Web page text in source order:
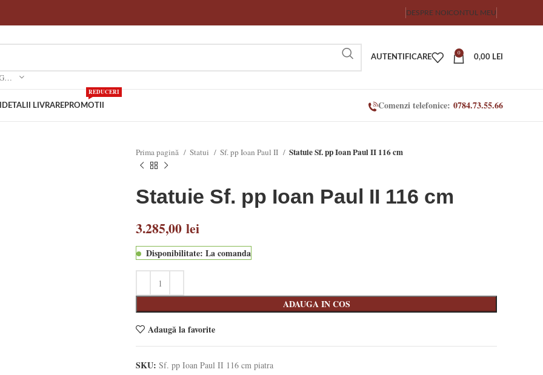
DESPRE NOICONTUL MEU
SELECTEAZA O CATEGORIE
AUTENTIFICARE
0
0,00 LEI
DETALII LIVRAREPROMOTII
REDUCERI
Comenzi telefonice: 0784.73.55.66
Prima pagină Statui Sf. pp Ioan Paul II Statuie Sf. pp Ioan Paul II 116 cm
Statuie Sf. pp Ioan Paul II 116 cm
3.285,00 lei
Disponibilitate: La comanda
ADAUGA IN COS
Adaugă la favorite
SKU: Sf. pp Ioan Paul II 116 cm piatra